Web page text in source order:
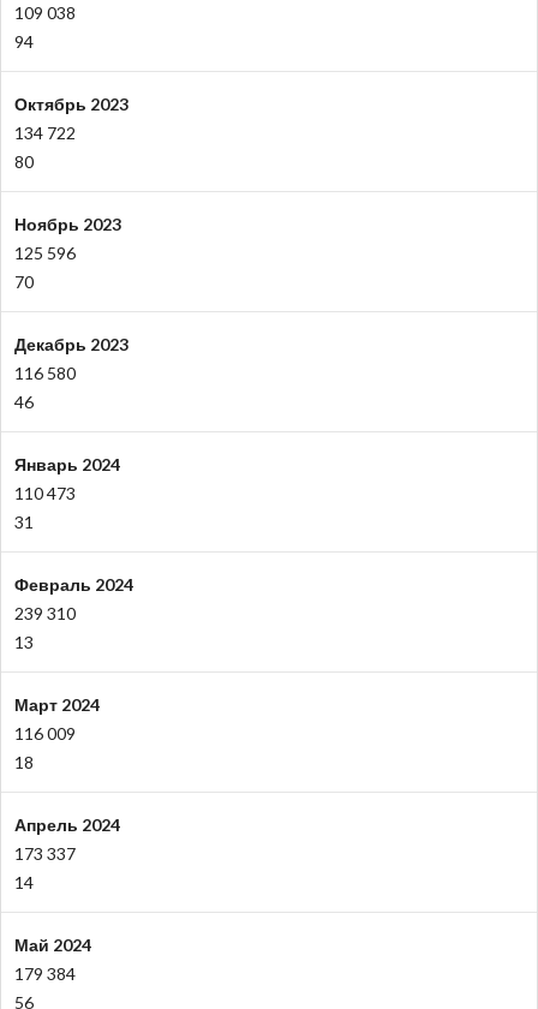
109 038
94
Октябрь 2023
134 722
80
Ноябрь 2023
125 596
70
Декабрь 2023
116 580
46
Январь 2024
110 473
31
Февраль 2024
239 310
13
Март 2024
116 009
18
Апрель 2024
173 337
14
Май 2024
179 384
56